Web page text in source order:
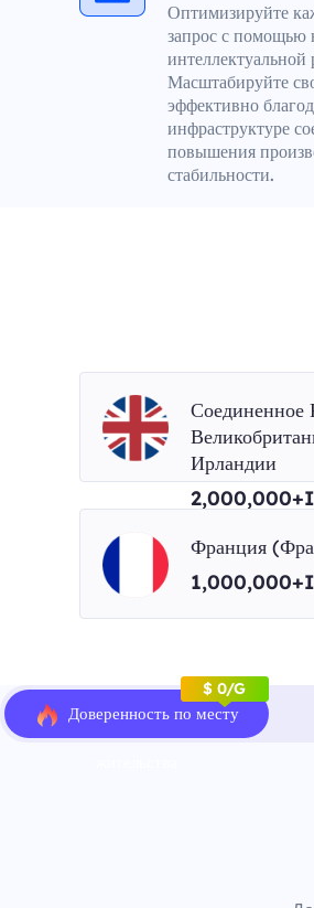
Оптимизируйте
запрос с помощью
Масштабируйте
эффективно
инфраструктуре
повышения
стабильности.
Соединенное
Ирландии
Франция
Доверенность по месту
$ 0/G